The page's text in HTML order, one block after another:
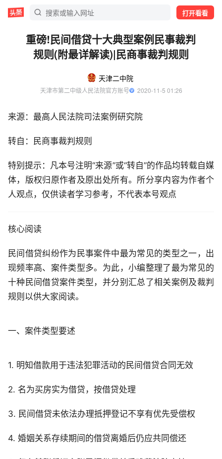
打开看看
重磅!民间借贷十大典型案例民事裁判
规则(附最详解读)|民商事裁判规则
天津二中院
天津市第二中级人民法院官方账号
  2020-11-5 01:26
来源：最高人民法院司法案例研究院
转自：民商事裁判规则
特别提示：凡本号注明“来源”或“转自”的作品均转载自媒
体，版权归原作者及原出处所有。所分享内容为作者个
人观点，仅供读者学习参考，不代表本号观点
核心阅读
民间借贷纠纷作为民事案件中最为常见的类型之一，出
现频率高、案件类型多。为此，小编整理了最为常见的
十种民间借贷案件类型，并分别汇总了相关案例及裁判
规则以供大家阅读。
一、案件类型要述
1. 明知借款用于违法犯罪活动的民间借贷合同无效
2. 名为买房实为借贷，按借贷处理
3. 民间借贷未依法办理抵押登记不享有优先受偿权
4. 婚姻关系存续期间的借贷离婚后仍应共同偿还